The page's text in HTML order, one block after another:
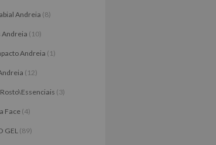
Andreia (8)
Andreia (10)
Andreia (1)
(12)
(3)
Face (4)
GEL(89)